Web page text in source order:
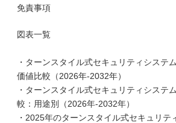
免責事項
図表一覧
・ターンスタイル式セキュリティシステ
価値比較（2026年-2032年）
・ターンスタイル式セキュリティシステ
較：用途別（2026年-2032年）
・2025年のターンスタイル式セキュリテ